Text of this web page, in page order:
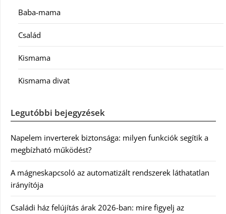
Baba-mama
Család
Kismama
Kismama divat
Legutóbbi bejegyzések
Napelem inverterek biztonsága: milyen funkciók segítik a
megbízható működést?
A mágneskapcsoló az automatizált rendszerek láthatatlan
irányítója
Családi ház felújítás árak 2026-ban: mire figyelj az